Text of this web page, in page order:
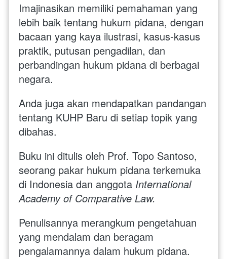
Imajinasikan memiliki pemahaman yang
lebih baik tentang hukum pidana, dengan
bacaan yang kaya ilustrasi, kasus-kasus
praktik, putusan pengadilan, dan
perbandingan hukum pidana di berbagai
negara.
Anda juga akan mendapatkan pandangan
tentang KUHP Baru di setiap topik yang
dibahas.
Buku ini ditulis oleh Prof. Topo Santoso,
seorang pakar hukum pidana terkemuka
di Indonesia dan anggota International
Academy of Comparative Law.
Penulisannya merangkum pengetahuan
yang mendalam dan beragam
pengalamannya dalam hukum pidana.